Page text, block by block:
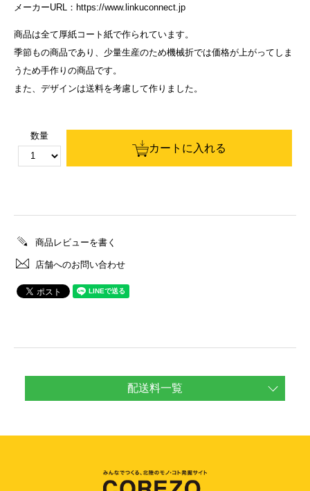
メーカーURL： https://www.linkuconnect.jp
商品は全て厚紙コート紙で作られています。
季節もの商品であり、少量生産のため機械折では価格が上がってしま
うため手作りの商品です。
また、デザインは送料を考慮して作りました。
数量
カートに入れる
商品レビューを書く
店舗へのお問い合わせ
配送料一覧